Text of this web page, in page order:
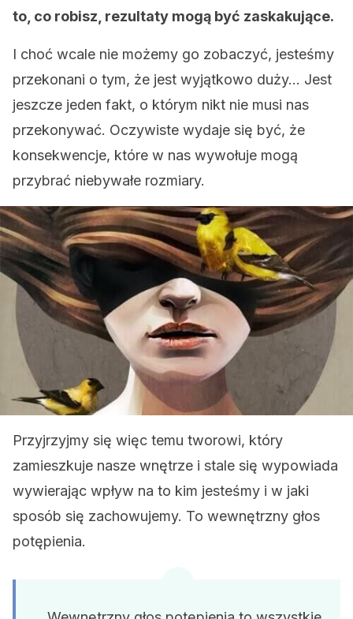
to, co robisz, rezultaty mogą być zaskakujące.
I choć wcale nie możemy go zobaczyć, jesteśmy
przekonani o tym, że jest wyjątkowo duży… Jest
jeszcze jeden fakt, o którym nikt nie musi nas
przekonywać. Oczywiste wydaje się być, że
konsekwencje, które w nas wywołuje mogą
przybrać niebywałe rozmiary.
Przyjrzyjmy się więc temu tworowi, który
zamieszkuje nasze wnętrze i stale się wypowiada
wywierając wpływ na to kim jesteśmy i w jaki
sposób się zachowujemy. To wewnętrzny głos
potępienia.